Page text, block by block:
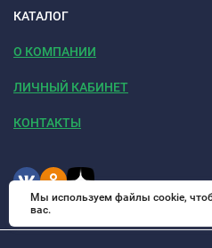
КАТАЛОГ
О КОМПАНИИ
ЛИЧНЫЙ КАБИНЕТ
КОНТАКТЫ
Мы используем файлы cookie,
вас.